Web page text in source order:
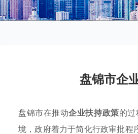
盘锦市企
盘锦市在推动企业扶持政策的
境，政府着力于简化行政审批程